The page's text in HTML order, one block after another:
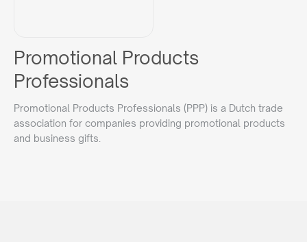
Promotional Products
Professionals
Promotional Products Professionals (PPP) is a Dutch trade
association for companies providing promotional products
and business gifts.